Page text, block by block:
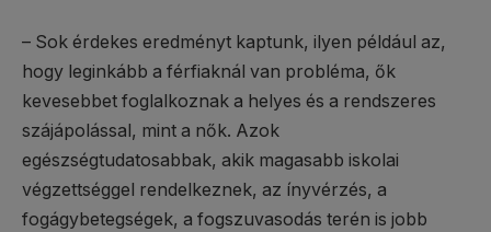
– Sok érdekes eredményt kaptunk, ilyen például az,
hogy leginkább a férfiaknál van probléma, ők
kevesebbet foglalkoznak a helyes és a rendszeres
szájápolással, mint a nők. Azok
egészségtudatosabbak, akik magasabb iskolai
végzettséggel rendelkeznek, az ínyvérzés, a
fogágybetegségek, a fogszuvasodás terén is jobb